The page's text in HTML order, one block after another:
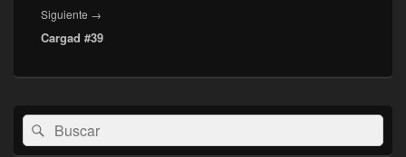
Siguiente →
siguiente:
Cargad #39
El
área
de
Buscar
por:
Buscar